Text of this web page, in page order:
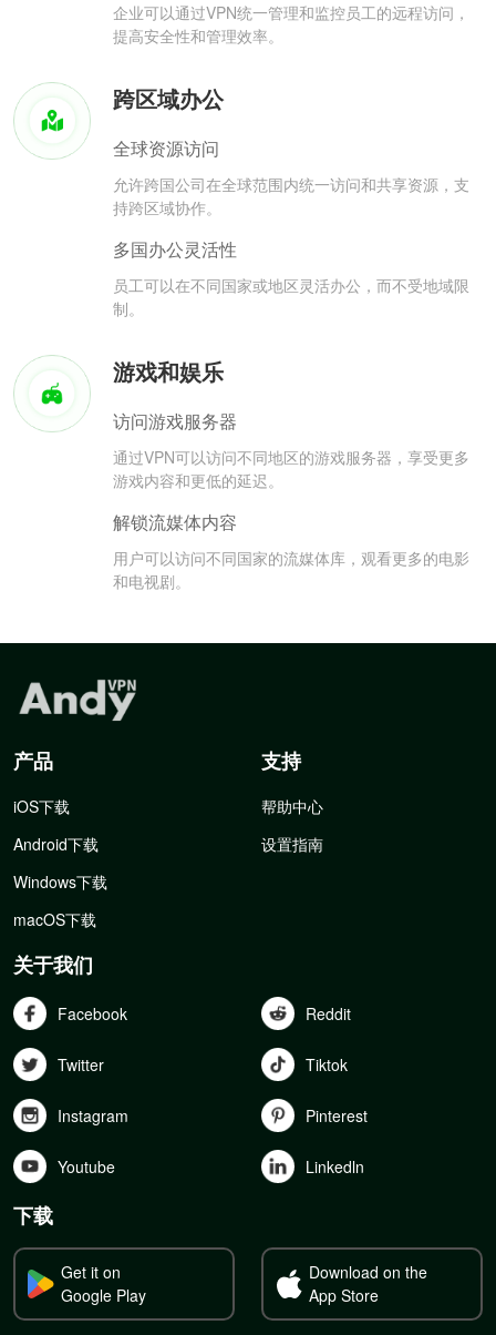
企业可以通过VPN统一管理和监控员工的远程访问，
提高安全性和管理效率。
跨区域办公
全球资源访问
允许跨国公司在全球范围内统一访问和共享资源，支
持跨区域协作。
多国办公灵活性
员工可以在不同国家或地区灵活办公，而不受地域限
制。
游戏和娱乐
访问游戏服务器
通过VPN可以访问不同地区的游戏服务器，享受更多
游戏内容和更低的延迟。
解锁流媒体内容
用户可以访问不同国家的流媒体库，观看更多的电影
和电视剧。
产品
iOS下载
Android下载
Windows下载
macOS下载
支持
帮助中心
设置指南
关于我们
Facebook Reddit
Twitter Tiktok
Instagram Pinterest
Youtube Linkedln
下载
Get it on
Google Play
Download on the
App Store